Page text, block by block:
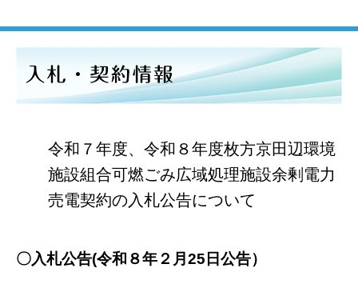
令和７年度、令和８年度枚方京田辺環境
施設組合可燃ごみ広域処理施設余剰電力
売電契約の入札公告について
〇入札公告(令和８年２月25日公告）